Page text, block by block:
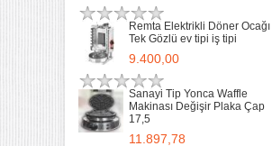
Remta Elektrikli Döner Ocağı
Tek Gözlü ev tipi iş tipi
9.400,00
Sanayi Tip Yonca Waffle
Makinası Değişir Plaka Çap
17,5
11.897,78